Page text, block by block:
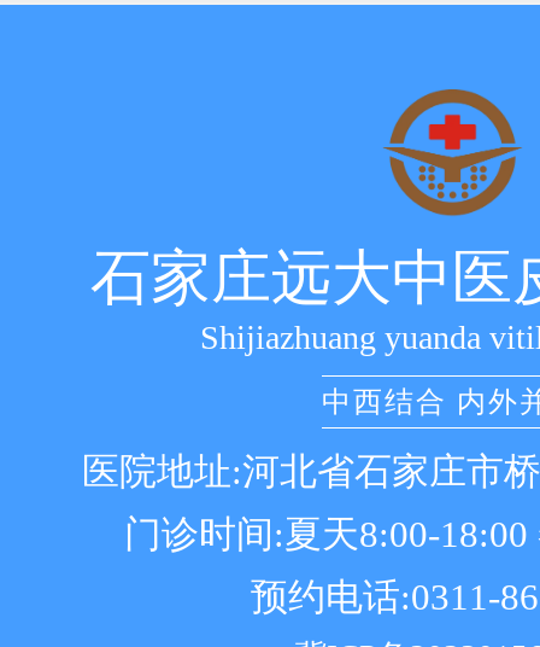
石家庄远大中医
Shijiazhuang yuanda
中西结合 内外
医院地址:河北省石家庄市
门诊时间:夏天8:00-18:00
预约电话:0311-